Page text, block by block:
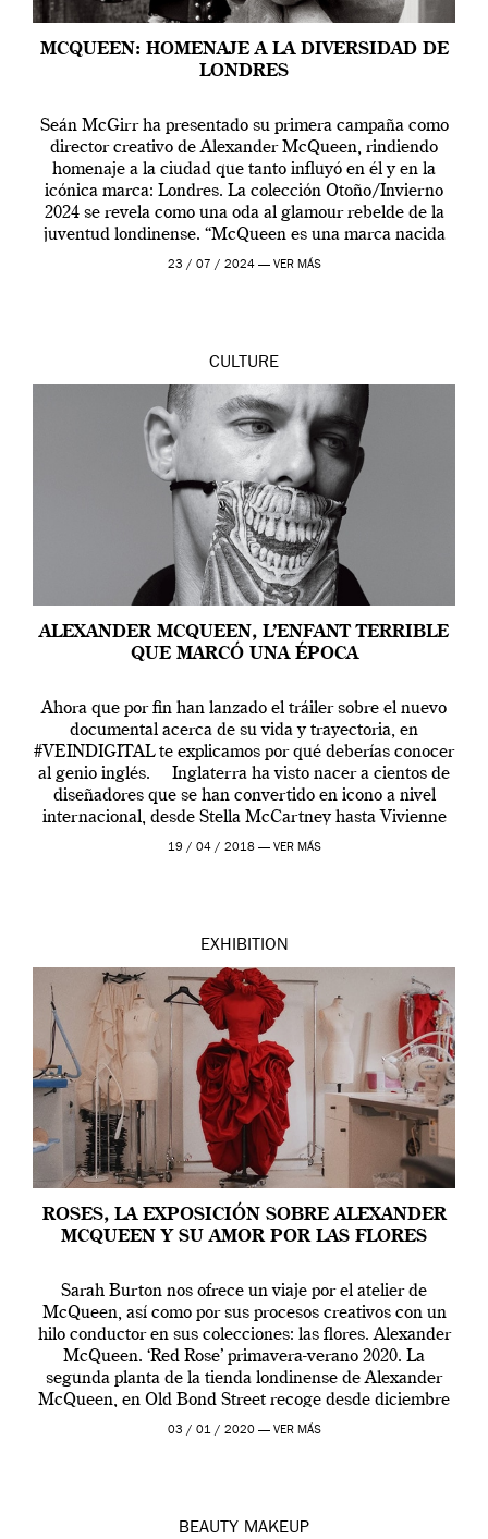
MCQUEEN: HOMENAJE A LA DIVERSIDAD DE
LONDRES
Seán McGirr ha presentado su primera campaña como
director creativo de Alexander McQueen, rindiendo
homenaje a la ciudad que tanto influyó en él y en la
icónica marca: Londres. La colección Otoño/Invierno
2024 se revela como una oda al glamour rebelde de la
juventud londinense. “McQueen es una marca nacida
en Londres y siempre ha […]
23 / 07 / 2024 — VER MÁS
CULTURE
ALEXANDER MCQUEEN, L’ENFANT TERRIBLE
QUE MARCÓ UNA ÉPOCA
Ahora que por fin han lanzado el tráiler sobre el nuevo
documental acerca de su vida y trayectoria, en
#VEINDIGITAL te explicamos por qué deberías conocer
al genio inglés. Inglaterra ha visto nacer a cientos de
diseñadores que se han convertido en icono a nivel
internacional, desde Stella McCartney hasta Vivienne
Westwood pasando […]
19 / 04 / 2018 — VER MÁS
EXHIBITION
ROSES, LA EXPOSICIÓN SOBRE ALEXANDER
MCQUEEN Y SU AMOR POR LAS FLORES
Sarah Burton nos ofrece un viaje por el atelier de
McQueen, así como por sus procesos creativos con un
hilo conductor en sus colecciones: las flores. Alexander
McQueen. ‘Red Rose’ primavera-verano 2020. La
segunda planta de la tienda londinense de Alexander
McQueen, en Old Bond Street recoge desde diciembre
de 2019 hasta final de abril […]
03 / 01 / 2020 — VER MÁS
BEAUTY MAKEUP